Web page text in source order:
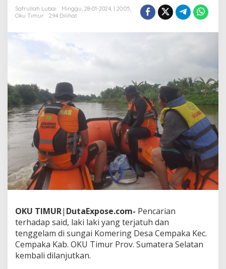
G
M
S
A
R
G
A
B
U
N
G
A
N
E
M
B
A
L
Safrullah Lubai
Minggu, 28-01-2024, | 20:05,
Oku Timur
294 Dilihat
OKU TIMUR| DutaExpose.com- Pencarian
terhadap said, laki laki yang terjatuh dan
tenggelam di sungai Komering Desa Cempaka Kec.
Cempaka Kab. OKU Timur Prov. Sumatera Selatan
kembali dilanjutkan.